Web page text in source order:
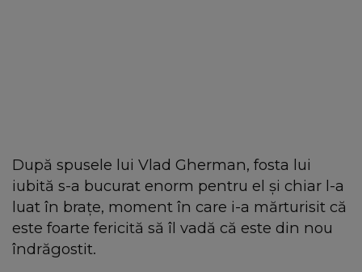
După spusele lui Vlad Gherman, fosta lui
iubită s-a bucurat enorm pentru el și chiar l-a
luat în brațe, moment în care i-a mărturisit că
este foarte fericită să îl vadă că este din nou
îndrăgostit.